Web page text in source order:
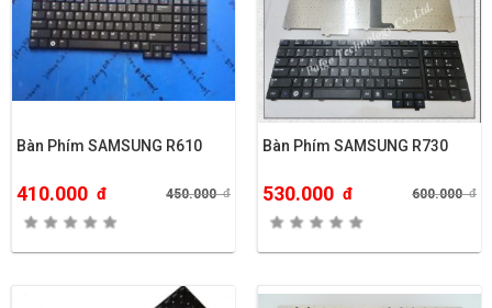
Bàn Phím SAMSUNG R610
410.000 đ 450.000đ
Bàn Phím SAMSUNG R730
530.000 đ 600.000đ